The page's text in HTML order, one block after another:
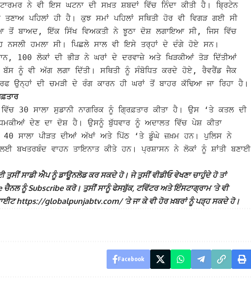
ਨੇ ਵੀ ਇਸ ਘਟਨਾ ਦੀ ਸਖ਼ਤ ਸ਼ਬਦਾਂ ਵਿੱਚ ਨਿੰਦਾ ਕੀਤੀ ਹੈ। ਬ੍ਰਿਟੇਨ
ਪਹਿਲਾਂ ਹੀ ਹੈ। ਕੁਝ ਸਮਾਂ ਪਹਿਲਾਂ ਸਥਿਤੀ ਹੋਰ ਵੀ ਵਿਗੜ ਗਈ ਸੀ
ਤੋਂ ਬਾਅਦ, ਇੱਕ ਸਿੱਖ ਵਿਅਕਤੀ ਨੇ ਝੂਠਾ ਦੋਸ਼ ਲਗਾਇਆ ਸੀ, ਜਿਸ ਵਿੱਚ
ਨਸਲੀ ਹਮਲਾ ਸੀ। ਪਿਛਲੇ ਸਾਲ ਵੀ ਇਸੇ ਤਰ੍ਹਾਂ ਦੇ ਦੰਗੇ ਹੋਏ ਸਨ।
100 ਲੋਕਾਂ ਦੀ ਭੀੜ ਨੇ ਘਰਾਂ ਦੇ ਦਰਵਾਜ਼ੇ ਅਤੇ ਖਿੜਕੀਆਂ ਤੋੜ ਦਿੱਤੀਆਂ
ਨੂੰ ਵੀ ਅੱਗ ਲਗਾ ਦਿੱਤੀ। ਸਥਿਤੀ ਨੂੰ ਸੰਬੋਧਿਤ ਕਰਦੇ ਹੋਏ, ਰੈਵਰੈਂਡ ਜੈਕ
ਉਨ੍ਹਾਂ ਦੀ ਚਮੜੀ ਦੇ ਰੰਗ ਕਾਰਨ ਹੀ ਘਰਾਂ ਤੋਂ ਬਾਹਰ ਕੱਢਿਆ ਜਾ ਰਿਹਾ ਹੈ।
30 ਸਾਲਾ ਸੁਡਾਨੀ ਨਾਗਰਿਕ ਨੂੰ ਗ੍ਰਿਫ਼ਤਾਰ ਕੀਤਾ ਹੈ। ਉਸ ‘ਤੇ ਕਤਲ ਦੀ
ਦੇਣ ਦਾ ਦੋਸ਼ ਹੈ। ਉਸਨੂੰ ਬੁੱਧਵਾਰ ਨੂੰ ਅਦਾਲਤ ਵਿੱਚ ਪੇਸ਼ ਕੀਤਾ
40 ਸਾਲਾ ਪੀੜਤ ਦੀਆਂ ਅੱਖਾਂ ਅਤੇ ਪਿੱਠ ‘ਤੇ ਡੂੰਘੇ ਜ਼ਖ਼ਮ ਹਨ। ਪੁਲਿਸ ਨੇ
ਬਖਤਰਬੰਦ ਵਾਹਨ ਤਾਇਨਾਤ ਕੀਤੇ ਹਨ।ਪ੍ਰਸ਼ਾਸਨ ਨੇ ਲੋਕਾਂ ਨੂੰ ਸ਼ਾਂਤੀ ਬਣਾਈ
ਸਾਡੀ ਐਪ ਨੂੰ ਡਾਊਨਲੋਡ ਕਰ ਸਕਦੇ ਹੋ। ਜੇ ਤੁਸੀਂ ਵੀਡੀਓ ਵੇਖਣਾ ਚਾਹੁੰਦੇ ਹੋ ਤਾਂ
ਚੈਨਲ ਨੂੰ Subscribe ਕਰੋ। ਤੁਸੀਂ ਸਾਨੂੰ ਫੇਸਬੁੱਕ, ਟਵਿੱਟਰ ਅਤੇ ਇੰਸਟਾਗ੍ਰਾਮ ‘ਤੇ ਵੀ
https://globalpunjabtv.com/ ‘ਤੇ ਜਾ ਕੇ ਵੀ ਹੋਰ ਖ਼ਬਰਾਂ ਨੂੰ ਪੜ੍ਹ ਸਕਦੇ ਹੋ।
Facebook